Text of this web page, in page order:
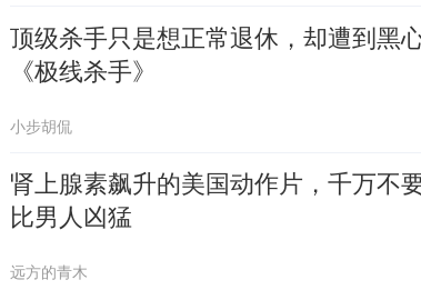
顶级杀手只是想正常退休，却遭到黑
《极线杀手》
小步胡侃
肾上腺素飙升的美国动作片，千万不
比男人凶猛
远方的青木